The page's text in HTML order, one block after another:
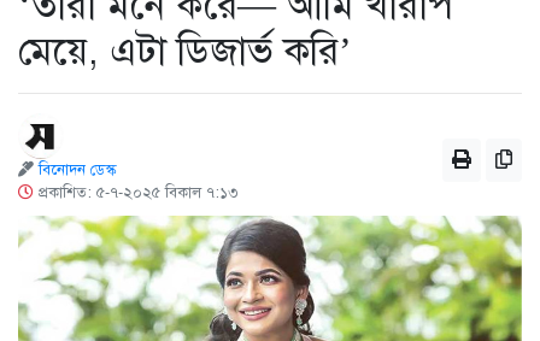
মেয়ে, এটা ডিজার্ভ করি’
বিনোদন ডেস্ক
প্রকাশিত: ৫-৭-২০২৫ বিকাল ৭:১৩